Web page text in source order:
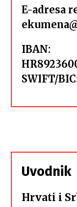
E-adresa
IBAN:
SWIFT/
Uvodnik
Hrvati i